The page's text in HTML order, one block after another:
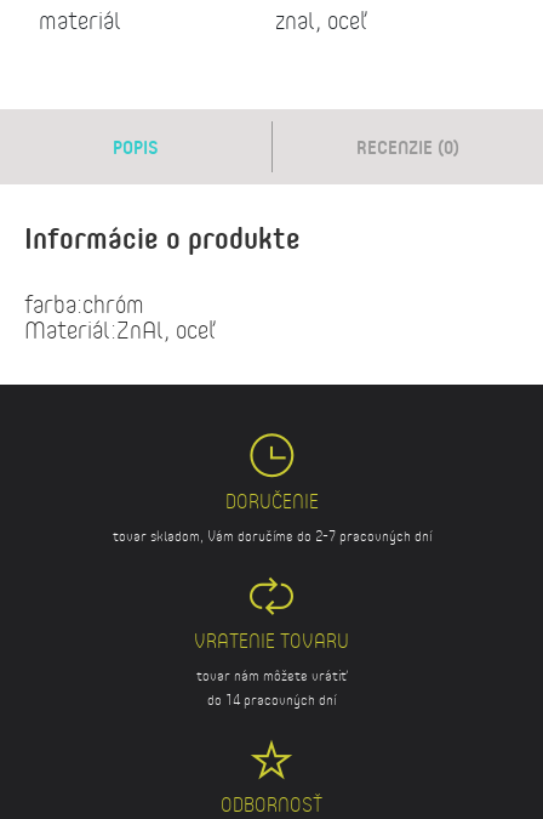
materiál
znal, oceľ
POPIS RECENZIE (0)
Informácie o produkte
farba:chróm
Materiál:ZnAl, oceľ
DORUČENIE
tovar skladom, Vám doručíme do 2-7 pracovných dní
VRATENIE TOVARU
tovar nám môžete vrátiť
do 14 pracovných dní
ODBORNOSŤ